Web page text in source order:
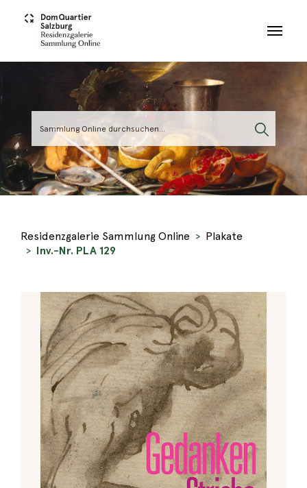
Residenzgalerie Sammlung Online
Plakate
Inv.-Nr. PLA 129